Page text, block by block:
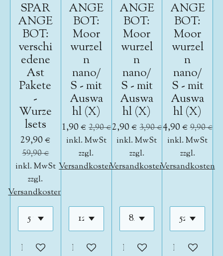
SPAR
ANGE
BOT:
verschi
edene
Ast
Pakete
-
Wurze
lsets
29,90 €
59,90 €
inkl. MwSt
zzgl.
Versandkosten
In den Warenkorb
ANGE
BOT:
Moor
wurzel
n
nano/
S - mit
Auswa
hl (X)
1,90 € 2,90 €
inkl. MwSt
zzgl.
Versandkosten
In den Warenkorb
ANGE
BOT:
Moor
wurzel
n
nano/
S - mit
Auswa
hl (X)
2,90 € 3,90 €
inkl. MwSt
zzgl.
Versandkosten
In den Warenkorb
ANGE
BOT:
Moor
wurzel
n
nano/
S - mit
Auswa
hl (X)
4,90 €9,90 €
inkl. MwSt
zzgl.
Versandkosten
In den